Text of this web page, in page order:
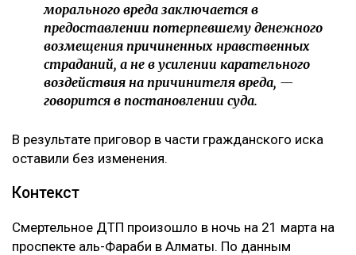
морального вреда заключается в
предоставлении потерпевшему денежного
возмещения причиненных нравственных
страданий, а не в усилении карательного
воздействия на причинителя вреда, —
говорится в постановлении суда.
В результате приговор в части гражданского иска
оставили без изменения.
Контекст
Смертельное ДТП произошло в ночь на 21 марта на
проспекте аль-Фараби в Алматы. По данным